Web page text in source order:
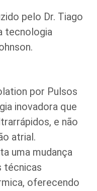
pelo Dr. Tiago
tecnologia
por Pulsos
inovadora que
e não
atrial.
uma mudança
técnicas
oferecendo